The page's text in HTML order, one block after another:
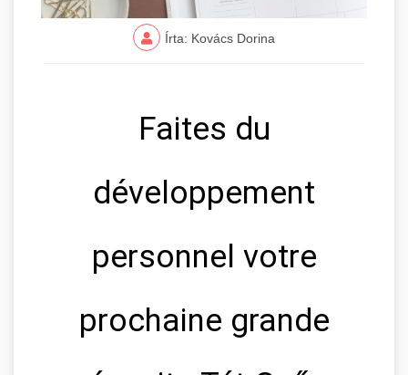
Írta: Kovács Dorina
Faites du
développement
personnel votre
prochaine grande